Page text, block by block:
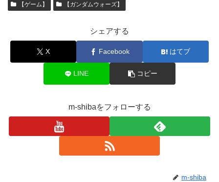
【ゲーム】 【ガンダムウォーズ】
シェアする
X Facebook はてブ
LINE コピー
m-shibaをフォローする
m-shiba